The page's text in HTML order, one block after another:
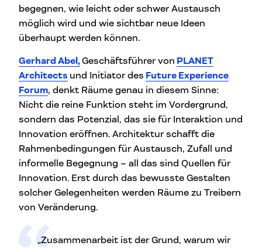
begegnen, wie leicht oder schwer Austausch
möglich wird und wie sichtbar neue Ideen
überhaupt werden können.
Gerhard Abel,Geschäftsführer von PLANET
Architects und Initiator des Future Experience
Forum, denkt Räume genau in diesem Sinne:
Nicht die reine Funktion steht im Vordergrund,
sondern das Potenzial, das sie für Interaktion und
Innovation eröffnen. Architektur schafft die
Rahmenbedingungen für Austausch, Zufall und
informelle Begegnung – all das sind Quellen für
Innovation. Erst durch das bewusste Gestalten
solcher Gelegenheiten werden Räume zu Treibern
von Veränderung.
„Zusammenarbeit ist der Grund, warum wir